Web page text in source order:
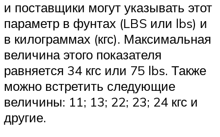
и поставщики могут указывать этот
параметр в фунтах (LBS или lbs) и
в килограммах (кгс). Максимальная
величина этого показателя
равняется 34 кгс или 75 lbs. Также
можно встретить следующие
величины: 11; 13; 22; 23; 24 кгс и
другие.